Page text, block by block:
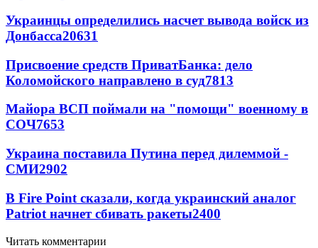
Украинцы определились насчет вывода войск из
Донбасса20631
Присвоение средств ПриватБанка: дело
Коломойского направлено в суд7813
Майора ВСП поймали на "помощи" военному в
СОЧ7653
Украина поставила Путина перед дилеммой -
СМИ2902
В Fire Point сказали, когда украинский аналог
Patriot начнет сбивать ракеты2400
Читать комментарии